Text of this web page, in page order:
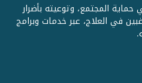
المجتمع، وتوعيته بأضرار
في العلاج، عبر خدمات وبرامج